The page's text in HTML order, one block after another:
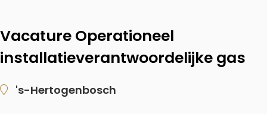
Vacature Operationeel
installatieverantwoordelijke gas
's-Hertogenbosch